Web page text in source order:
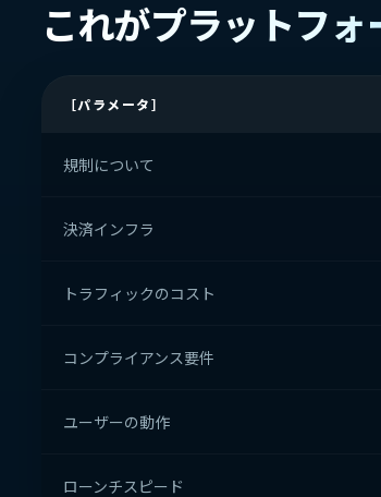
これがプラットフ
［パラメータ］
規制について
決済インフラ
トラフィックのコスト
コンプライアンス要件
ユーザーの動作
ローンチスピード